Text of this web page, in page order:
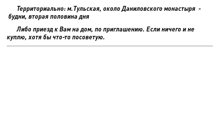
Территориально: м.Тульская, около Даниловского монастыря -
будни, вторая половина дня
Либо приезд к Вам на дом, по приглашению. Если ничего и не
куплю, хотя бы что-то посоветую.